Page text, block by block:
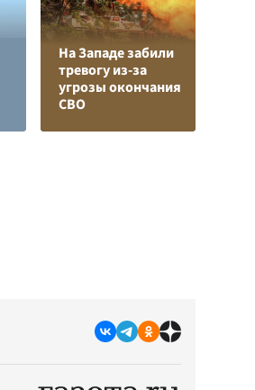
На Западе забили
тревогу из-за
угрозы окончания
СВО